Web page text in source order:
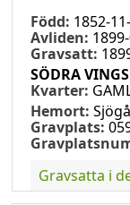
Född: 1852-
Avliden:
Gravsatt:
SÖDRA
Kvarter:
Hemort:
Gravplats:
Gravsatta i